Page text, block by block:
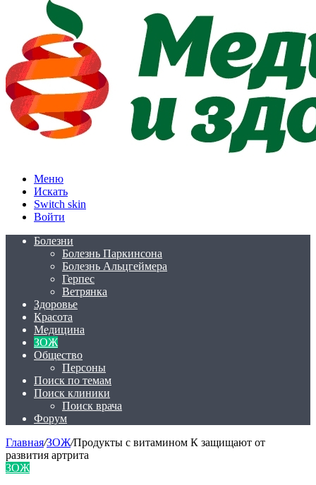
Меню
Искать
Switch skin
Войти
Болезни
Болезнь Паркинсона
Болезнь Альцгеймера
Герпес
Ветрянка
Здоровье
Красота
Медицина
ЗОЖ
Общество
Персоны
Поиск по темам
Поиск клиники
Поиск врача
Форум
Главная/ЗОЖ/Продукты с витамином К защищают от
развития артрита
ЗОЖ